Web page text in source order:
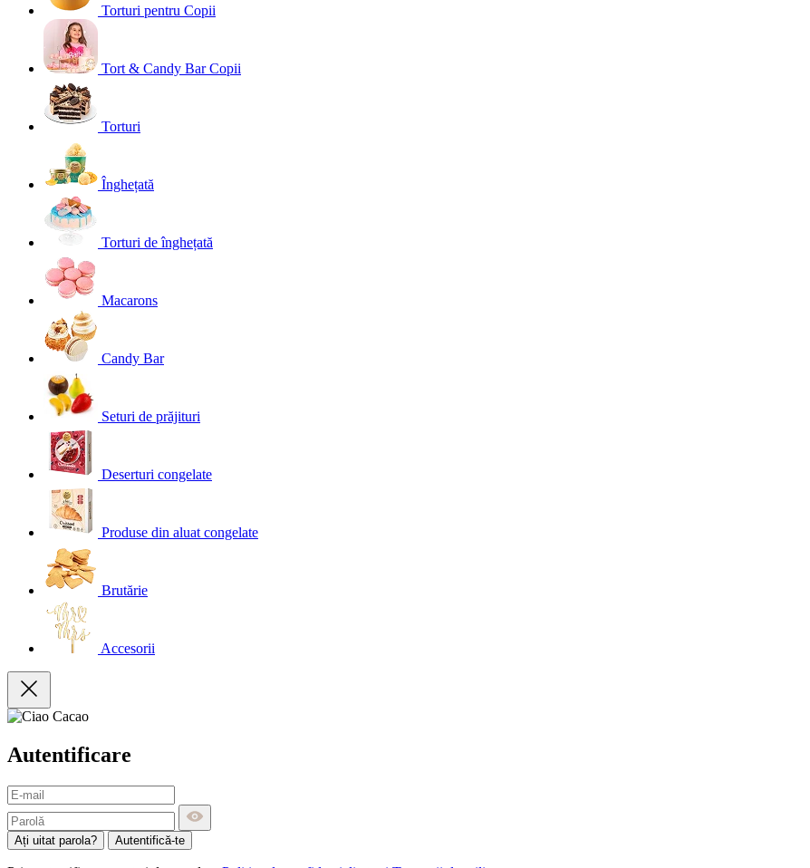
Torturi pentru Copii
Tort & Candy Bar Copii
Torturi
Înghețată
Torturi de înghețată
Macarons
Candy Bar
Seturi de prăjituri
Deserturi congelate
Produse din aluat congelate
Brutărie
Accesorii
Autentificare
Ați uitat parola? Autentifică-te